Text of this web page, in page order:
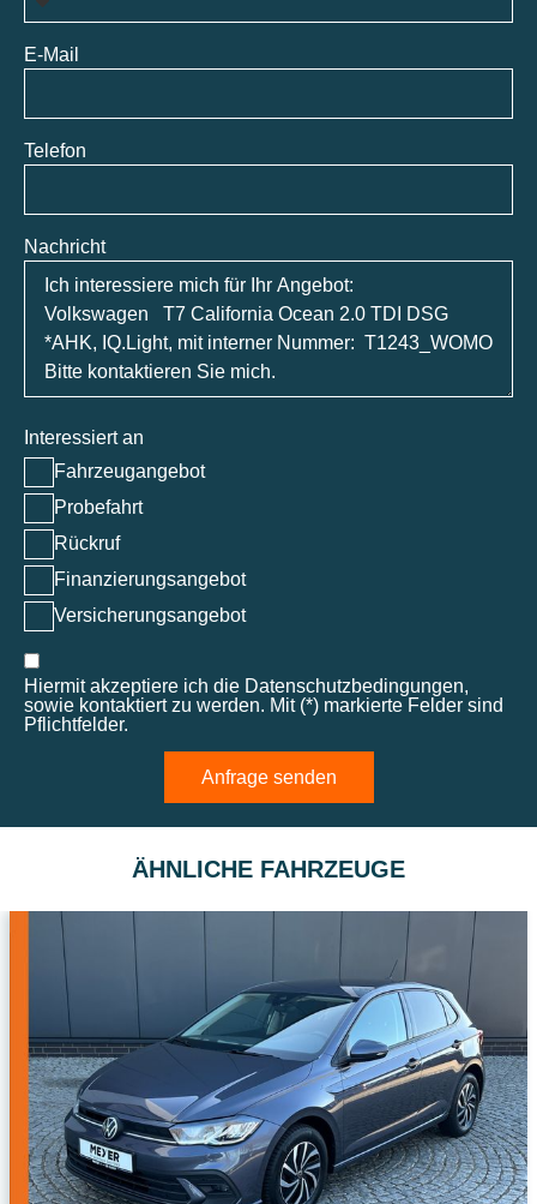
E-Mail
Telefon
Nachricht
Interessiert an
Fahrzeugangebot
Probefahrt
Rückruf
Finanzierungsangebot
Versicherungsangebot
Hiermit akzeptiere ich die Datenschutzbedingungen,
sowie kontaktiert zu werden. Mit (*) markierte Felder sind
Pflichtfelder.
Anfrage senden
ÄHNLICHE FAHRZEUGE